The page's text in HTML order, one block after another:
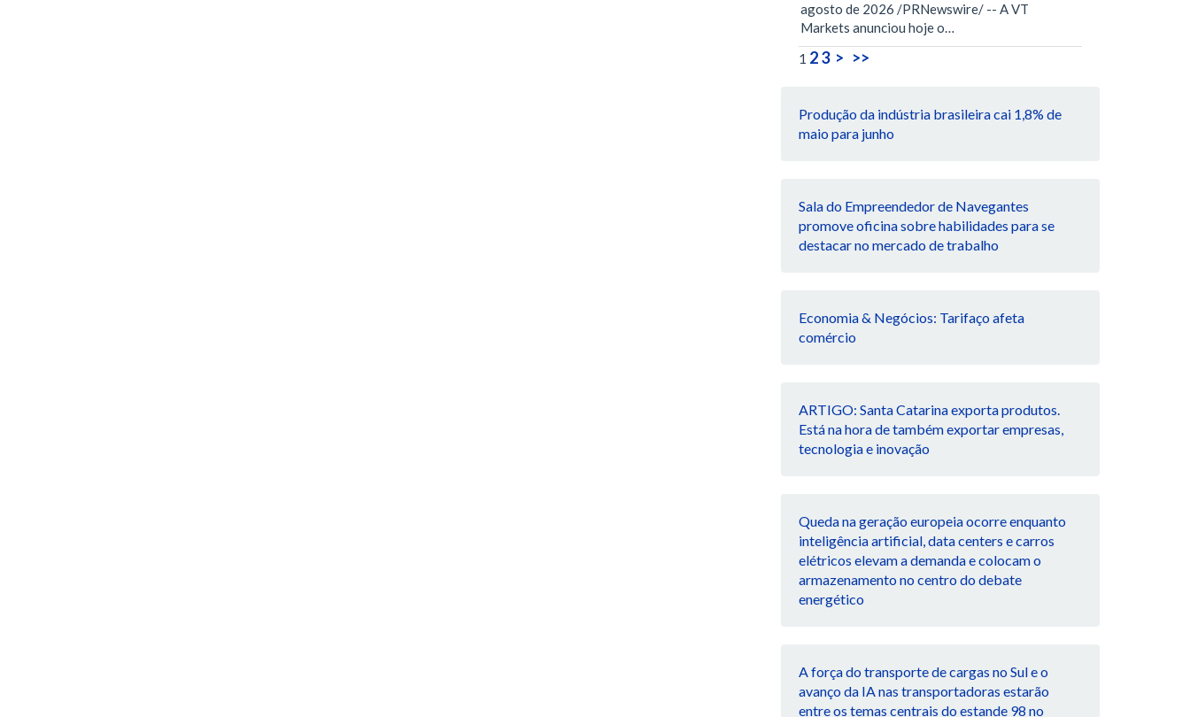
agosto de 2026 /PRNewswire/ -- A VT
Markets anunciou hoje o…
1 23 > >>
Produção da indústria brasileira cai 1,8% de
maio para junho
Sala do Empreendedor de Navegantes
promove oficina sobre habilidades para se
destacar no mercado de trabalho
Economia & Negócios: Tarifaço afeta
comércio
ARTIGO: Santa Catarina exporta produtos.
Está na hora de também exportar empresas,
tecnologia e inovação
Queda na geração europeia ocorre enquanto
inteligência artificial, data centers e carros
elétricos elevam a demanda e colocam o
armazenamento no centro do debate
energético
A força do transporte de cargas no Sul e o
avanço da IA nas transportadoras estarão
entre os temas centrais do estande 98 no